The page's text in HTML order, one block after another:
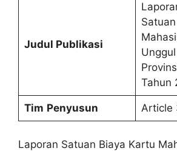
Judul Publikasi
Tahun
Tim Penyusun Article
Laporan Satuan Biaya Kartu